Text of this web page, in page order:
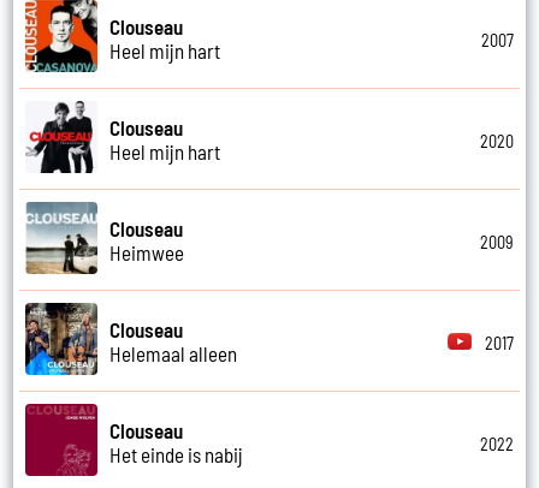
Clouseau
Heel mijn hart
2007
Clouseau
Heel mijn hart
2020
Clouseau
Heimwee
2009
Clouseau
Helemaal alleen
2017
Clouseau
Het einde is nabij
2022